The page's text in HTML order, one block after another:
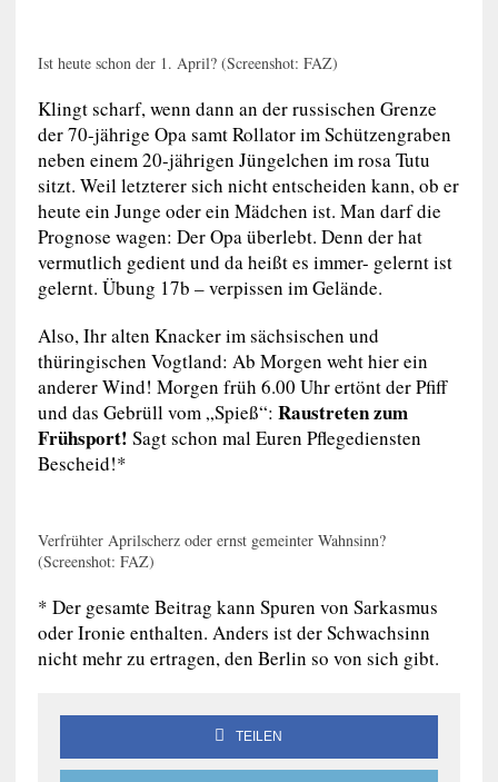
Ist heute schon der 1. April? (Screenshot: FAZ)
Klingt scharf, wenn dann an der russischen Grenze
der 70-jährige Opa samt Rollator im Schützengraben
neben einem 20-jährigen Jüngelchen im rosa Tutu
sitzt. Weil letzterer sich nicht entscheiden kann, ob er
heute ein Junge oder ein Mädchen ist. Man darf die
Prognose wagen: Der Opa überlebt. Denn der hat
vermutlich gedient und da heißt es immer- gelernt ist
gelernt. Übung 17b – verpissen im Gelände.
Also, Ihr alten Knacker im sächsischen und
thüringischen Vogtland: Ab Morgen weht hier ein
anderer Wind! Morgen früh 6.00 Uhr ertönt der Pfiff
und das Gebrüll vom „Spieß“: Raustreten zum
Frühsport! Sagt schon mal Euren Pflegediensten
Bescheid!*
Verfrühter Aprilscherz oder ernst gemeinter Wahnsinn?
(Screenshot: FAZ)
* Der gesamte Beitrag kann Spuren von Sarkasmus
oder Ironie enthalten. Anders ist der Schwachsinn
nicht mehr zu ertragen, den Berlin so von sich gibt.
TEILEN